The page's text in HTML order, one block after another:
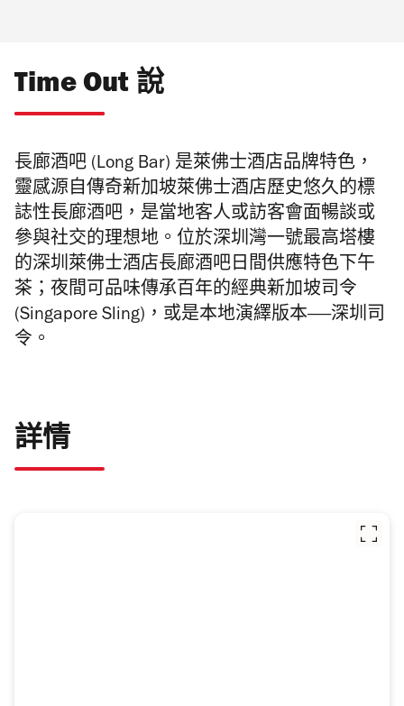
Time Out 說
長廊酒吧 (Long Bar) 是萊佛士酒店品牌特色，
靈感源自傳奇新加坡萊佛士酒店歷史悠久的標
誌性長廊酒吧，是當地客人或訪客會面暢談或
參與社交的理想地。位於深圳灣一號最高塔樓
的深圳萊佛士酒店長廊酒吧日間供應特色下午
茶；夜間可品味傳承百年的經典新加坡司令
(Singapore Sling)，或是本地演繹版本——深圳司
令。
詳情